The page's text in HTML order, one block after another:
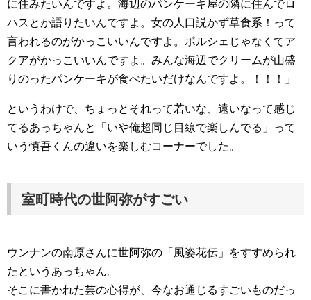
に住みたいんですよ。海辺のパンケーキ屋の隣に住んでロ
ハスとか語りたいんですよ。女の人口説かず草食系！って
言われるのがかっこいいんですよ。ポルシェじゃなくてア
クアがかっこいいんですよ。みんな海辺でクリームが山盛
りのったパンケーキが食べたいだけなんですよ。！！！」
というわけで、ちょっとそれって若いな、遠いなって感じ
てるあっちゃんと「いや俺超同じ目線で楽しんでる」って
いう慎吾くんの違いを楽しむコーナーでした。
室町時代の世阿弥がすごい
ウンナンの南原さんに世阿弥の「風姿花伝」をすすめられ
たというあっちゃん。
そこに書かれた芸の心得が、今なお通じるすごいものだっ